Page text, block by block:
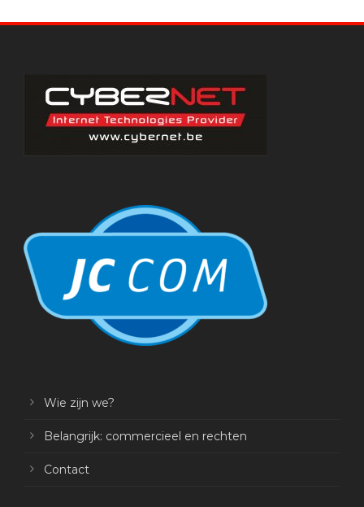
Wie zijn we?
Belangrijk: commercieel en rechten
Contact